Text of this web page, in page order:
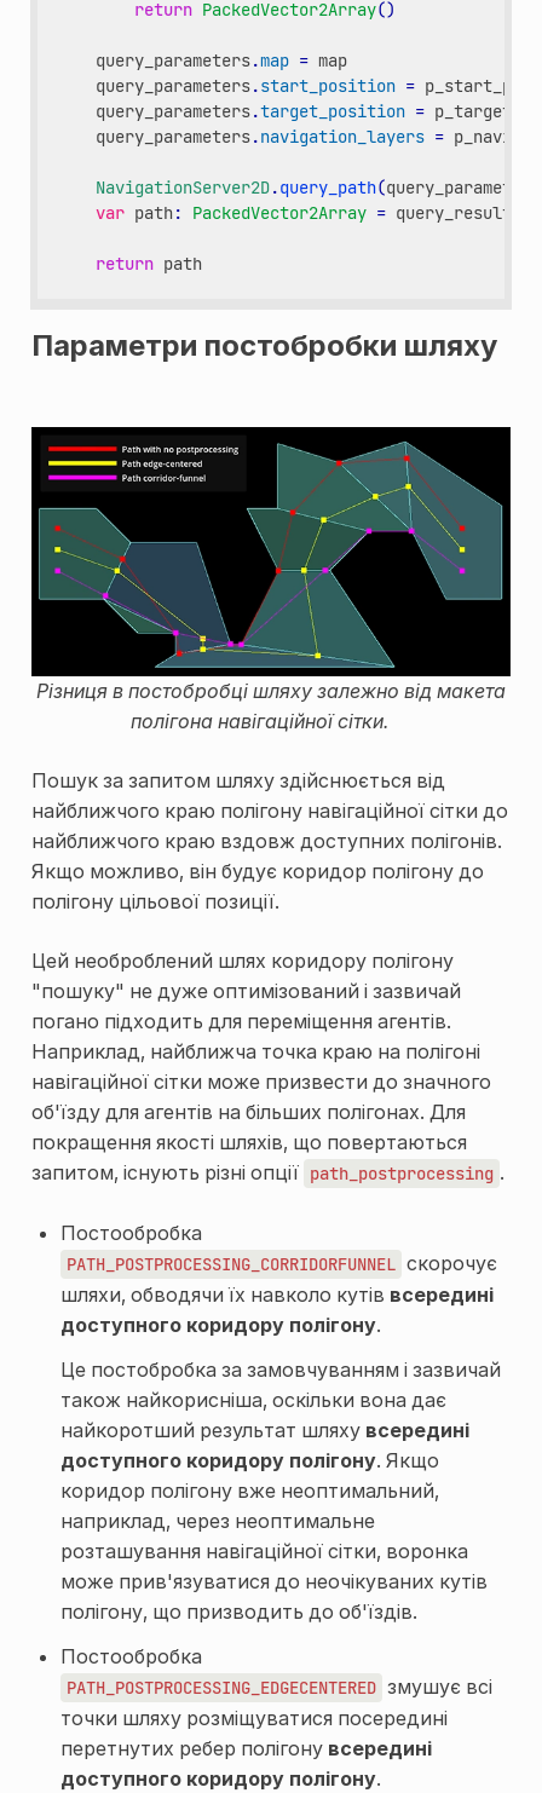
return PackedVector2Array()
query_parameters.map = map
query_parameters.start_position =
query_parameters.target_position =
query_parameters.navigation_layers =
NavigationServer2D.query_path(query_parameters
var path: PackedVector2Array = query_result
return path
Параметри постобробки шляху
Різниця в постобробці шляху залежно від макета
полігона навігаційної сітки.
Пошук за запитом шляху здійснюється від
найближчого краю полігону навігаційної сітки до
найближчого краю вздовж доступних полігонів.
Якщо можливо, він будує коридор полігону до
полігону цільової позиції.
Цей необроблений шлях коридору полігону
"пошуку" не дуже оптимізований і зазвичай
погано підходить для переміщення агентів.
Наприклад, найближча точка краю на полігоні
навігаційної сітки може призвести до значного
об'їзду для агентів на більших полігонах. Для
покращення якості шляхів, що повертаються
запитом, існують різні опції path_postprocessing .
Постообробка
PATH_POSTPROCESSING_CORRIDORFUNNEL скорочує
шляхи, обводячи їх навколо кутів всередині
доступного коридору полігону.
Це постобробка за замовчуванням і зазвичай
також найкорисніша, оскільки вона дає
найкоротший результат шляху всередині
доступного коридору полігону. Якщо
коридор полігону вже неоптимальний,
наприклад, через неоптимальне
розташування навігаційної сітки, воронка
може прив'язуватися до неочікуваних кутів
полігону, що призводить до об'їздів.
Постообробка
PATH_POSTPROCESSING_EDGECENTERED змушує всі
точки шляху розміщуватися посередині
перетнутих ребер полігону всередині
доступного коридору полігону.